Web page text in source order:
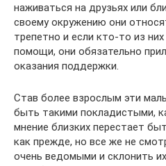
наживаться на друзьях или
своему окружению они
трепетно и если кто-то из
помощи, они обязательно
оказания поддержки.
Став более взрослым эти
быть такими покладистыми,
мнение близких перестает
как прежде, но все же не
очень ведомыми и склонить